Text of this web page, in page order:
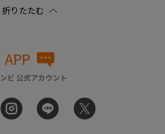
APP
ビ 公式アカウント